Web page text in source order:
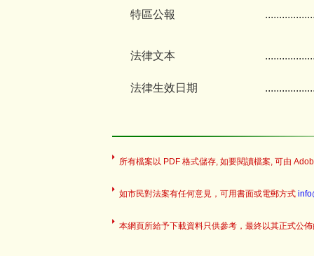
特區公報
法律文本
法律生效日期
所有檔案以 PDF 格式儲存, 如要閱讀檔案, 可由
如市民對法案有任何意見，可用書面或電郵方式
本網頁所給予下載資料只供參考，最終以其正式公